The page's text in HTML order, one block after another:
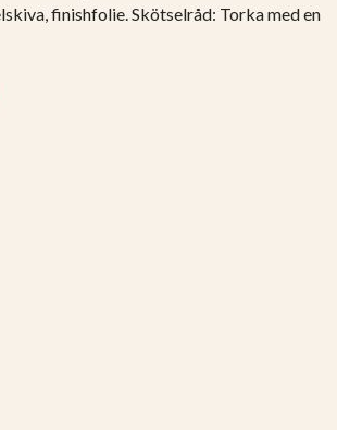
finishfolie. Skötselråd: Torka med en